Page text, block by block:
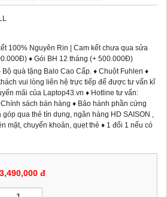
100% Nguyên Rin | Cam kết chưa qua sửa
♦ Gói BH 12 tháng (+ 500.000Đ)
Bộ quà tặng Balo Cao Cấp. ♦ Chuột Fuhlen ♦
vui lòng liên hệ trực tiếp để được tư vấn kĩ
mãi của Laptop43.vn ♦ Hotline tư vấn:
sách bán hàng ♦ Bảo hành phần cứng
góp qua thẻ tín dụng, ngân hàng HD SAISON ,
mặt, chuyển khoản, quẹt thẻ ♦ 1 đổi 1 nếu có
đ